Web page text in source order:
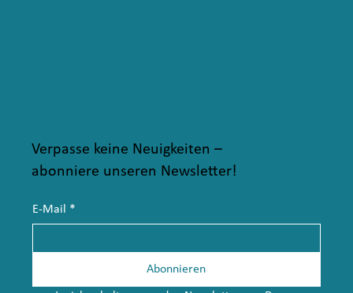
Verpasse keine Neuigkeiten –
abonniere unseren Newsletter!
E-Mail *
Abonnieren